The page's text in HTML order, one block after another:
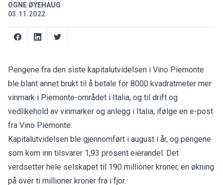
OGNE ØYEHAUG
03.11.2022
Pengene fra den siste kapitalutvidelsen i Vino Piemonte
ble blant annet brukt til å betale for 8000 kvadratmeter mer
vinmark i Piemonte-området i Italia, og til drift og
vedlikehold av vinmarker og anlegg i Italia, ifølge en e-post
fra Vino Piemonte.
Kapitalutvidelsen ble gjennomført i august i år, og pengene
som kom inn tilsvarer 1,93 prosent eierandel. Det
verdsetter hele selskapet til 190 millioner kroner, en økning
på over ti millioner kroner fra i fjor.